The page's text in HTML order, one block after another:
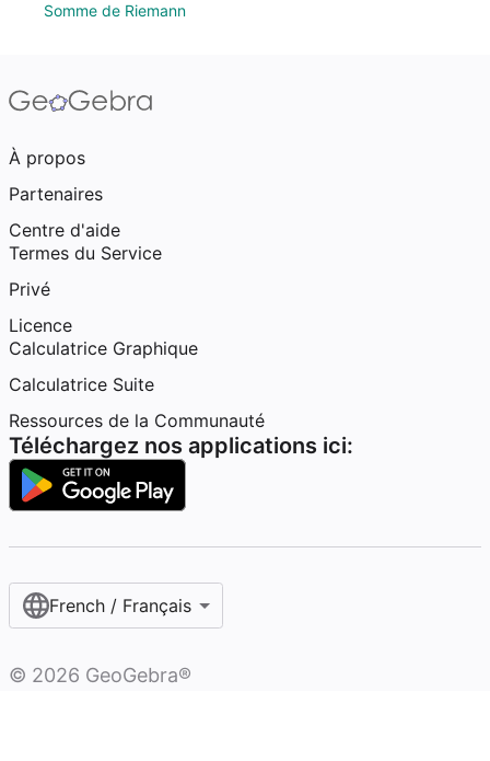
Somme de Riemann
À propos
Partenaires
Centre d'aide
Termes du Service
Privé
Licence
Calculatrice Graphique
Calculatrice Suite
Ressources de la Communauté
Téléchargez nos applications ici:
French / Français‎
© 2026 GeoGebra®